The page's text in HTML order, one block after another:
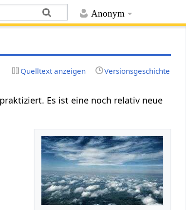
Anonym
Quelltext anzeigen Versionsgeschichte
Es ist eine noch relativ neue